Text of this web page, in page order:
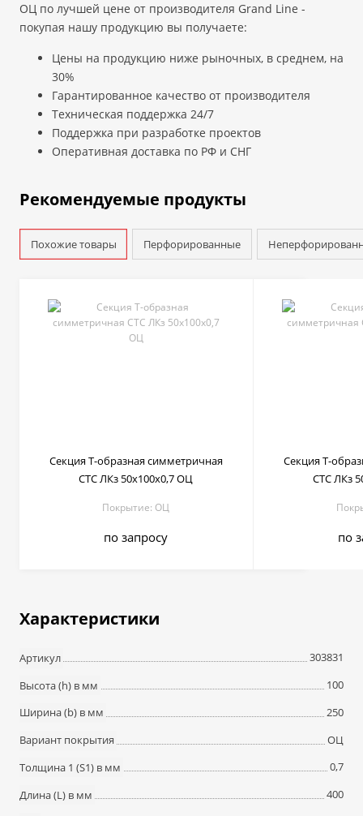
ОЦ по лучшей цене от производителя Grand Line -
покупая нашу продукцию вы получаете:
Цены на продукцию ниже рыночных, в среднем, на
30%
Гарантированное качество от производителя
Техническая поддержка 24/7
Поддержка при разработке проектов
Оперативная доставка по РФ и СНГ
Рекомендуемые продукты
Похожие товары Перфорированные
Секция T-образная симметричная
СТС ЛКз 50х100х0,7 ОЦ
Покрытие: ОЦ
по запросу
Секция T-
СТС ЛКз
по
Характеристики
Артикул
303831
Высота (h) в мм
100
Ширина (b) в мм
250
Вариант покрытия
ОЦ
Толщина 1 (S1) в мм
0,7
Длина (L) в мм
400